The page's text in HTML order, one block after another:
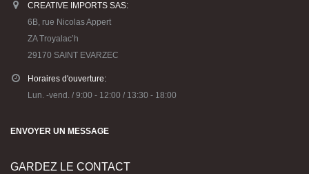
CREATIVE IMPORTS SAS:
6B, rue Nicolas Appert
ZA Troyalac’h
29170 SAINT EVARZEC
Horaires d'ouverture:
Lun. -vend. / 9:00 - 12:00 / 13:30 - 18:00
ENVOYER UN MESSAGE
GARDEZ LE CONTACT